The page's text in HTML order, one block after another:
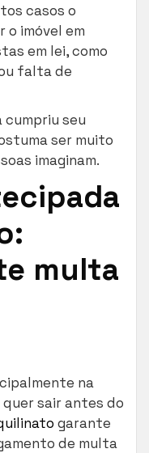
casos o
imóvel em
em lei, como
falta de
seu
ser muito
imaginam.
multa
na
sair antes do
garante
de multa